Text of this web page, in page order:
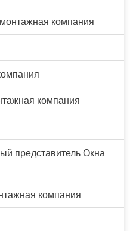
компания
компания
представитель Окна
компания